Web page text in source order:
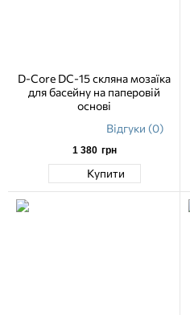
D-Core DC-15 скляна мозаїка
для басейну на паперовій
основі
Відгуки (0)
1 380 грн
Купити